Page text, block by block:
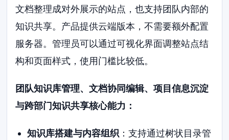
文档整理成对外展示的站点，也支持团队内部的
知识共享。产品提供云端版本，不需要额外配置
服务器。管理员可以通过可视化界面调整站点结
构和页面样式，使用门槛比较低。
团队知识库管理、文档协同编辑、项目信息沉淀
与跨部门知识共享核心能力：
知识库搭建与内容组织：支持通过树状目录管